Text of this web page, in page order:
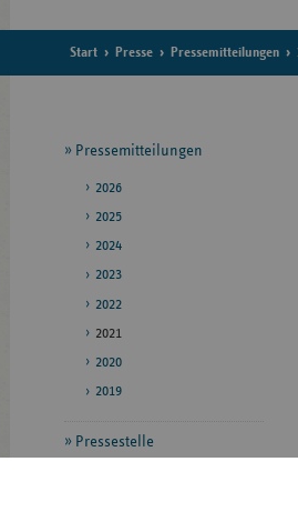
Start Presse Pressemitteilungen
Seitennavigation
Pressemitteilungen
2026
2025
2024
2023
2022
2021
2020
2019
Pressestelle